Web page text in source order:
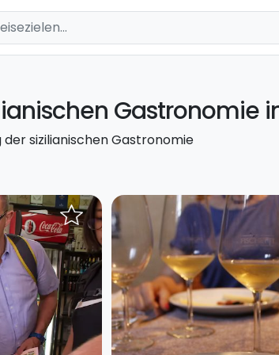
Gastronomie
sizilianischen Gastronomie